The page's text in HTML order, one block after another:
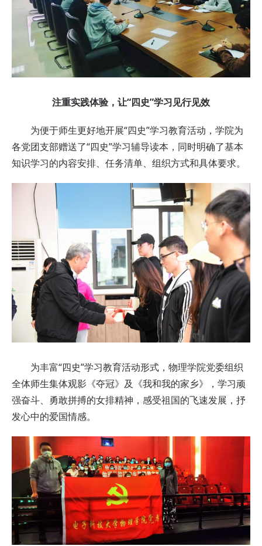
注重实践体验，让“四史”学习见行见效
为便于师生更好地开展“四史”学习教育活动，学院为
各党团支部赠送了“四史”学习辅导读本，同时明确了基本
知识学习的内容安排、任务清单、组织方式和具体要求。
为丰富“四史”学习教育活动形式，物理学院党委组织
全体师生集体观影《夺冠》及《我和我的家乡》，学习顽
强奋斗、勇敢拼搏的女排精神，感受祖国的飞速发展，抒
发心中的爱国情感。